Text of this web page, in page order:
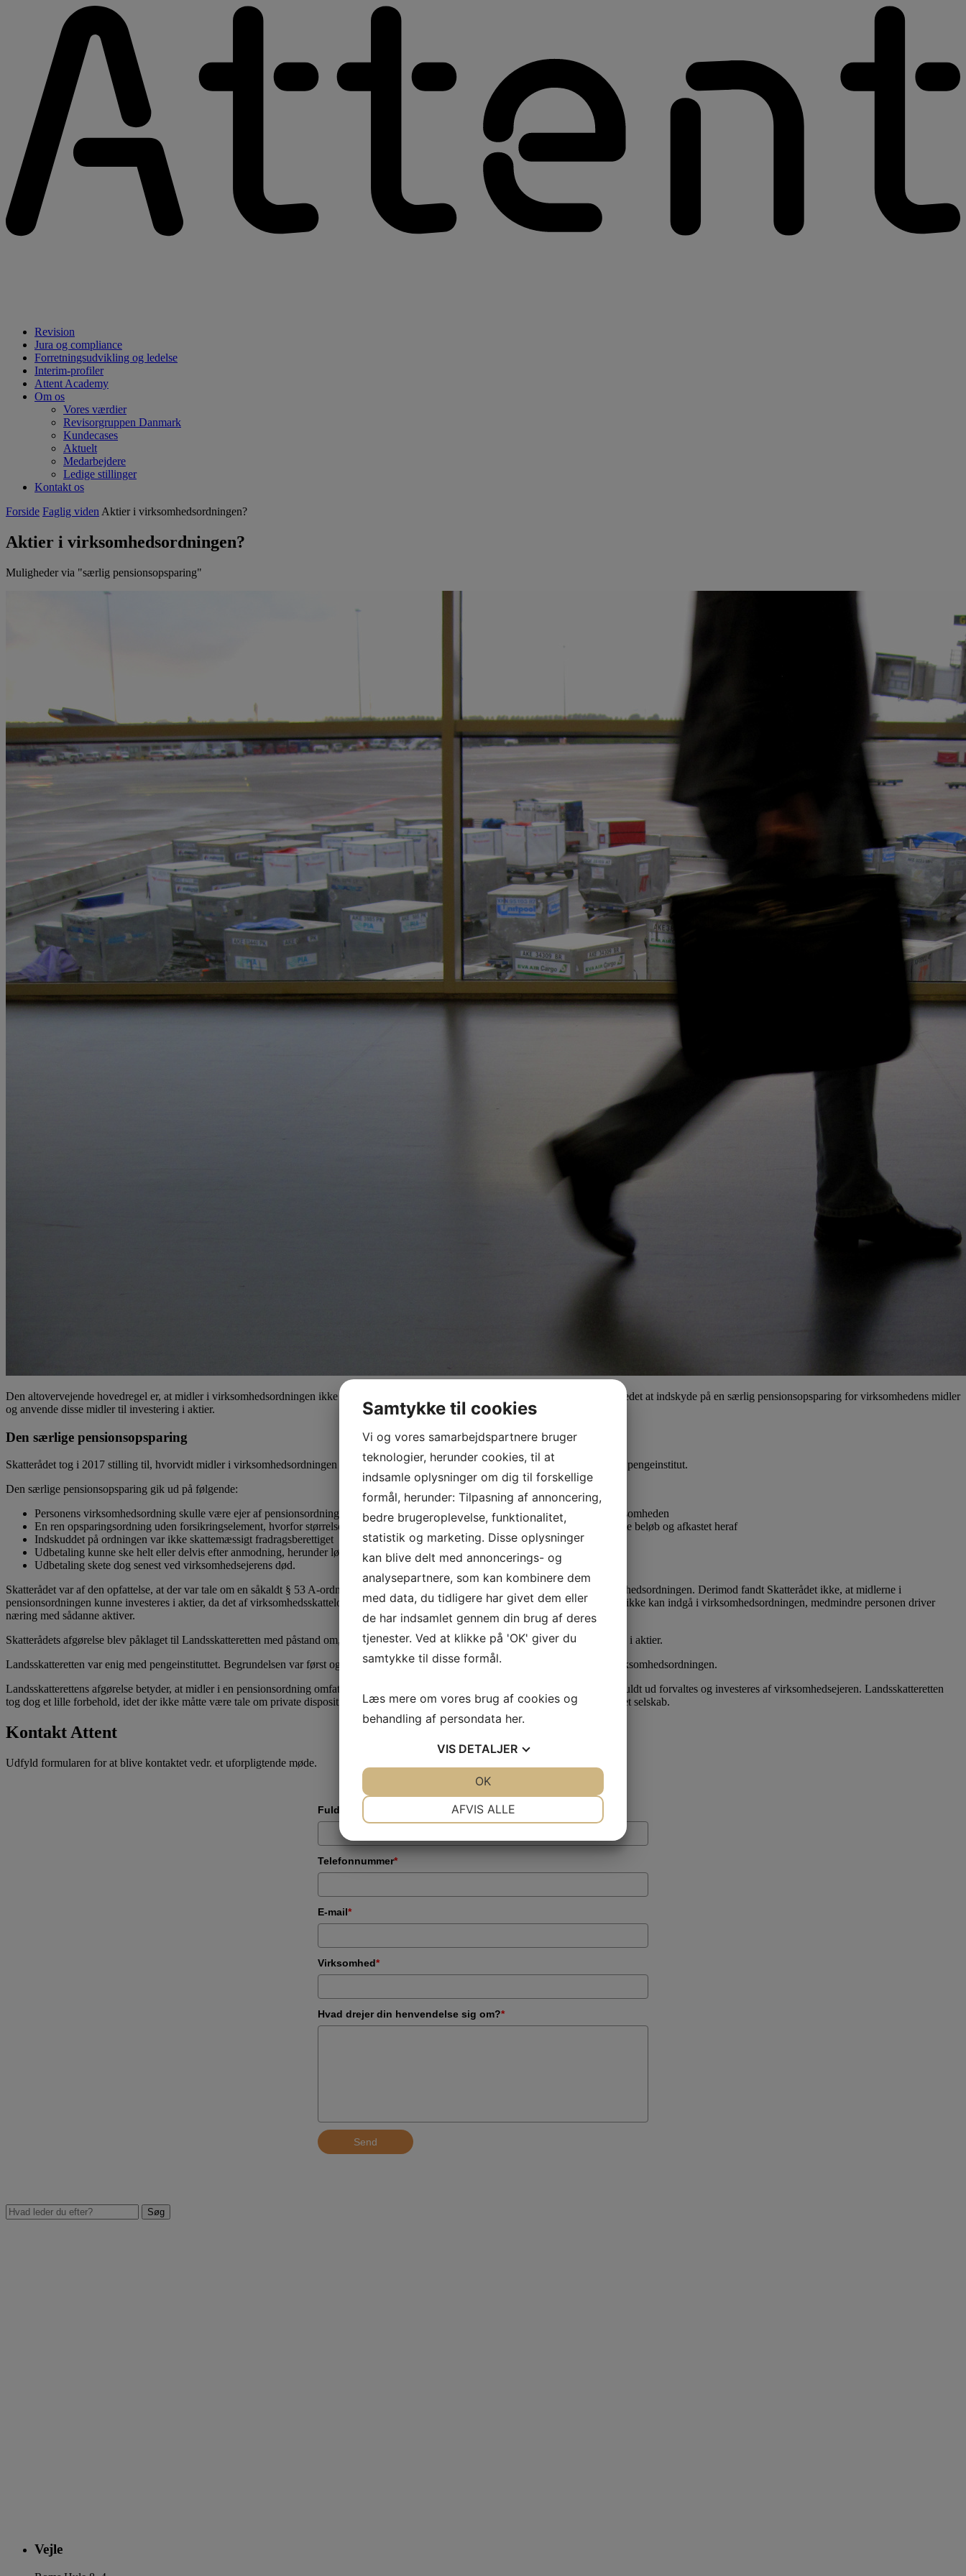
Revision
Jura og compliance
Forretningsudvikling og ledelse
Interim-profiler
Attent Academy
Om os
Vores værdier
Revisorgruppen Danmark
Kundecases
Aktuelt
Medarbejdere
Ledige stillinger
Kontakt os
Forside Faglig viden Aktier i virksomhedsordningen?
Aktier i virksomhedsordningen?
Muligheder via "særlig pensionsopsparing"
Den altovervejende hovedregel er, at midler i virksomhedsordningen ikke må anvendes til investering i aktier. Det er imidlertid muligt i stedet at indskyde på en særlig pensionsopsparing for virksomhedens midler
og anvende disse midler til investering i aktier.
Den særlige pensionsopsparing
Skatterådet tog i 2017 stilling til, hvorvidt midler i virksomhedsordningen kunne anvendes til indskud på en særlig pensionsopsparing i et pengeinstitut.
Den særlige pensionsopsparing gik ud på følgende:
Personens virksomhedsordning skulle være ejer af pensionsordningen, og udbetaling fra ordningen kunne alene ske direkte til virksomheden
En ren opsparingsordning uden forsikringselement, hvorfor størrelsen af en fremtidig udbetaling alene var afhængig af det indskudte beløb og afkastet heraf
Indskuddet på ordningen var ikke skattemæssigt fradragsberettiget
Udbetaling kunne ske helt eller delvis efter anmodning, herunder løbende udbetalinger
Udbetaling skete dog senest ved virksomhedsejerens død.
Skatterådet var af den opfattelse, at der var tale om en såkaldt § 53 A-ordning, og at en sådan ordning kunne oprettes for midler i virksomhedsordningen. Derimod fandt Skatterådet ikke, at midlerne i
pensionsordningen kunne investeres i aktier, da det af virksomhedsskatteloven fremgår, at aktier omfattet af aktieavancebeskatningsloven ikke kan indgå i virksomhedsordningen, medmindre personen driver
næring med sådanne aktiver.
Skatterådets afgørelse blev påklaget til Landsskatteretten med påstand om, at midlerne i pensionsopsparingen kun anvendes til investering i aktier.
Landsskatteretten var enig med pengeinstituttet. Begrundelsen var først og fremmest, at afkastet af pensionsordningen lagerbeskattes i virksomhedsordningen.
Landsskatterettens afgørelse betyder, at midler i en pensionsordning omfattet af § 53 A kan investeres i aktier, selv om pensionsmidlerne fuldt ud forvaltes og investeres af virksomhedsejeren. Landsskatteretten
tog dog et lille forbehold, idet der ikke måtte være tale om private dispositioner, som eksempelvis udlån mv. til et af virksomhedsejeren ejet selskab.
Kontakt Attent
Udfyld formularen for at blive kontaktet vedr. et uforpligtende møde.
Fulde navn
Telefonnummer*
E-mail*
Virksomhed*
Hvad drejer din henvendelse sig om?*
Send
Vejle
Samtykke til cookies
Vi og vores samarbejdspartnere bruger
teknologier, herunder cookies, til at
indsamle oplysninger om dig til forskellige
formål, herunder: Tilpasning af annoncering,
bedre brugeroplevelse, funktionalitet,
statistik og marketing. Disse oplysninger
kan blive delt med annoncerings- og
analysepartnere, som kan kombinere dem
med data, du tidligere har givet dem eller
de har indsamlet gennem din brug af deres
tjenester. Ved at klikke på 'OK' giver du
samtykke til disse formål.
Læs mere om vores brug af cookies og
behandling af persondata her.
VIS DETALJER
AFVIS ALLE
OK